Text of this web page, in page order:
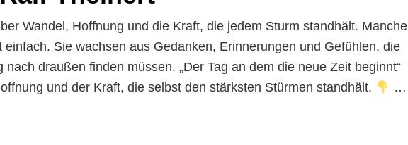
Wandel, Hoffnung und die Kraft, die jedem Sturm standhält. Manche
einfach. Sie wachsen aus Gedanken, Erinnerungen und Gefühlen, die
nach draußen finden müssen. „Der Tag an dem die neue Zeit beginnt“
und der Kraft, die selbst den stärksten Stürmen standhält.
…